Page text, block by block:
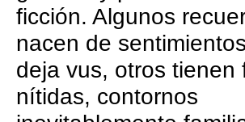
ficción. Algunos
nacen de
deja vus, otros tienen
nítidas, contornos